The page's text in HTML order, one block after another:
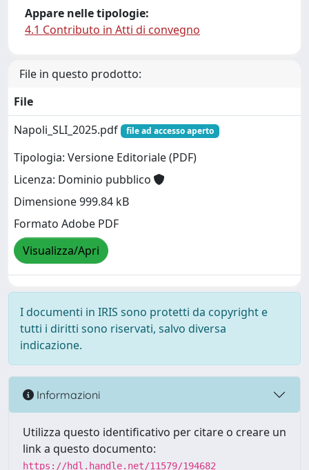
Appare nelle tipologie:
4.1 Contributo in Atti di convegno
File in questo prodotto:
File
Napoli_SLI_2025.pdf
file ad accesso aperto
Tipologia: Versione Editoriale (PDF)
Licenza: Dominio pubblico
Dimensione 999.84 kB
Formato Adobe PDF
Visualizza/Apri
I documenti in IRIS sono protetti da copyright e
tutti i diritti sono riservati, salvo diversa
indicazione.
Informazioni
Utilizza questo identificativo per citare o creare un
link a questo documento:
https://hdl.handle.net/11579/194682